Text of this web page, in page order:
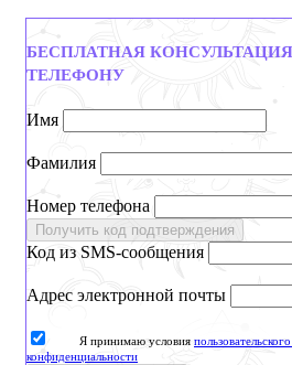
БЕСПЛАТНАЯ
ТЕЛЕФОНУ
Имя
Фамилия
Номер телефона
Получить код подтверждения
Код из SMS-сообщения
Адрес электронной почты
Я принимаю условия
конфиденциальности